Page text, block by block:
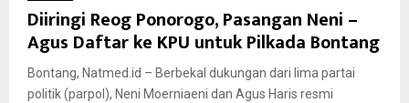
Diiringi Reog Ponorogo, Pasangan Neni –
Agus Daftar ke KPU untuk Pilkada Bontang
Bontang, Natmed.id – Berbekal dukungan dari lima partai
politik (parpol), Neni Moerniaeni dan Agus Haris resmi